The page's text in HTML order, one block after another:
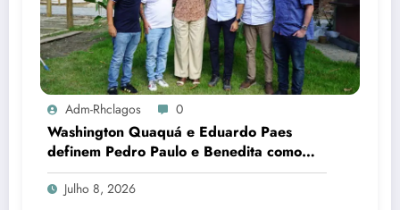
Adm-Rhclagos 0
Washington Quaquá e Eduardo Paes
definem Pedro Paulo e Benedita como
candidatos ao Senado no Rio
Julho 8, 2026